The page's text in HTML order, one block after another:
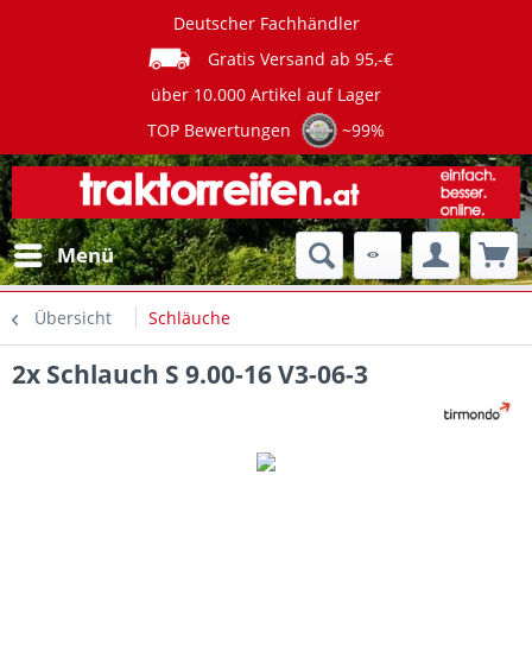
Deutscher Fachhändler
Gratis Versand ab 95,-€
über 10.000 Artikel auf Lager
TOP Bewertungen
~99%
Menü
Übersicht Schläuche
2x Schlauch S 9.00-16 V3-06-3